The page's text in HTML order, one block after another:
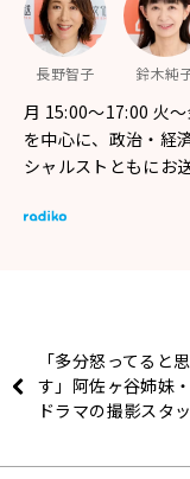
長野智子 鈴木純
月 15:00～17:00 火
を中心に、政治・経
シャルストともにお
「多分怒ってると
す」阿佐ヶ谷姉妹
ドラマの撮影スタ